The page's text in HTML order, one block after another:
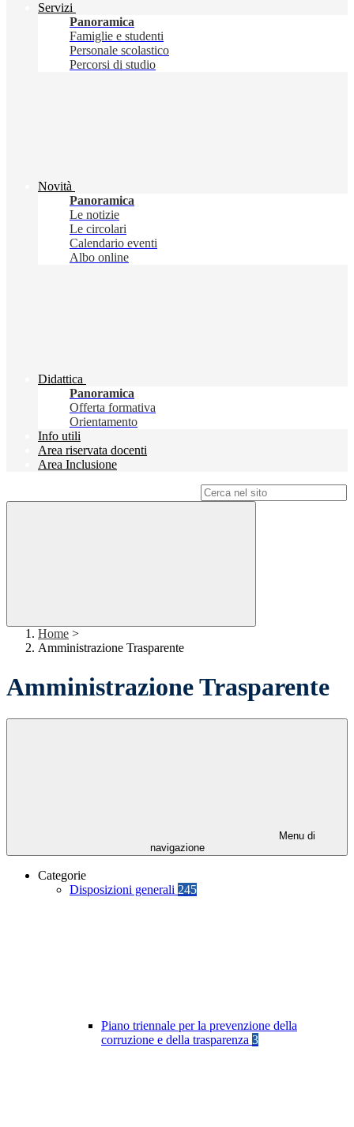
Servizi
Panoramica
Famiglie e studenti
Personale scolastico
Percorsi di studio
Novità
Panoramica
Le notizie
Le circolari
Calendario eventi
Albo online
Didattica
Panoramica
Offerta formativa
Orientamento
Info utili
Area riservata docenti
Area Inclusione
Home >
Amministrazione Trasparente
Amministrazione Trasparente
Menu di
navigazione
Categorie
Disposizioni generali 245
Piano triennale per la prevenzione della
corruzione e della trasparenza 3